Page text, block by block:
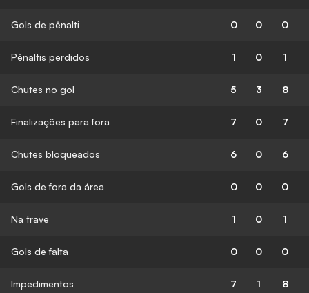
Gols de pênalti 0 0 0
Pênaltis perdidos 1 0 1
Chutes no gol 5 3 8
Finalizações para fora 7 0 7
Chutes bloqueados 6 0 6
Gols de fora da área 0 0 0
Na trave 1 0 1
Gols de falta 0 0 0
Impedimentos 7 1 8